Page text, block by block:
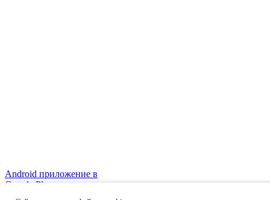
Android приложение в
Google Play